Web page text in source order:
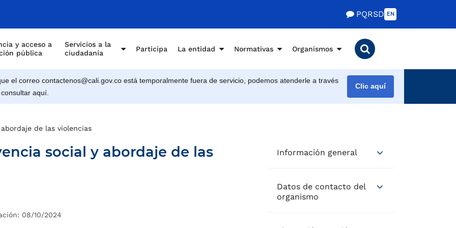
PQRSD EN
y acceso a
pública
Servicios a la
ciudadanía
Participa La entidad Normativas Organismos
el correo contactenos@cali.gov.co está temporalmente fuera de servicio, podemos atenderle a través
aquí.
Clic aquí
de las violencias
social y abordaje de las
08/10/2024
Información general
Datos de contacto del
organismo